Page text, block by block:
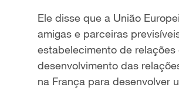
Ele disse que a União
amigas e parceiras
estabelecimento de
desenvolvimento das
na França para desenvolver